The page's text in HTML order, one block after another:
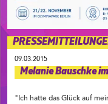
09.03.2015
Melanie Bauschke
"Ich hatte das Glück auf